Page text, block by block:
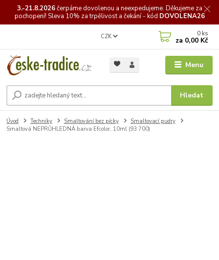
3.-21.8.2026čerpámedovolenou a neexpedujeme. Děkujeme za
pochopení! Sleva 10% za trpělivost a čekání - kód DOVOLENA26
Menu
CZK
Hledat
0 ks
za 0,00 Kč
Úvod Techniky Smaltování bez pícky
Smaltovací pudry
Smaltová NEPRŮHLEDNÁ barva Efcolor, 10ml (93 700)